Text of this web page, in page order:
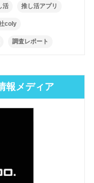
活 推し活アプリ
coly
調査レポート
報メディア